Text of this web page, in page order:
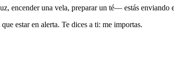
encender una vela, preparar un té— estás enviando
estar en alerta. Te dices a ti: me importas.